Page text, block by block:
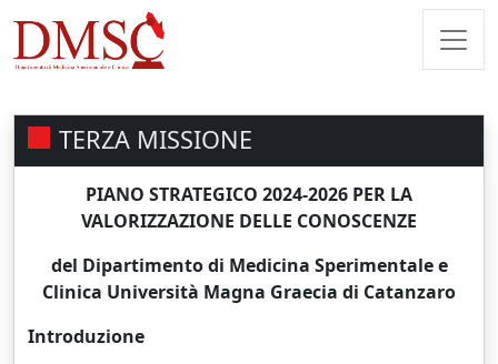
TERZA MISSIONE
PIANO STRATEGICO 2024-2026 PER LA
VALORIZZAZIONE DELLE CONOSCENZE
del Dipartimento di Medicina Sperimentale e
Clinica Università Magna Graecia di Catanzaro
Introduzione